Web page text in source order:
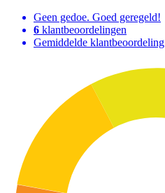
Geen gedoe. Goed geregeld!
6 klantbeoordelingen
Gemiddelde klantbeoordeling